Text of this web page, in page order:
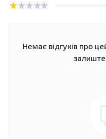
Немає відгуків про
залиште